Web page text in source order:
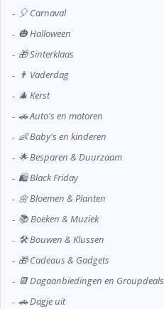
🎈 Carnaval
🎃 Halloween
🎁 Sinterklaas
👨 Vaderdag
🎄 Kerst
🚗 Auto's en motoren
👶 Baby's en kinderen
🌟 Besparen & Duurzaam
🛍️ Black Friday
🌼 Bloemen & Planten
📚 Boeken & Muziek
🛠️ Bouwen & Klussen
🎁 Cadeaus & Gadgets
📆 Dagaanbiedingen en Groupdeals
🚗 Dagje uit